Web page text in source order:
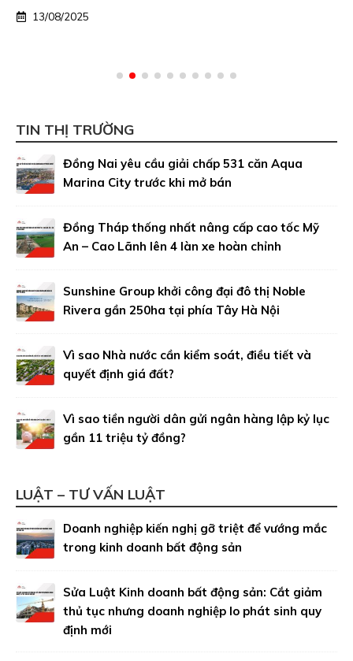
13/08/2025
TIN THỊ TRƯỜNG
Đồng Nai yêu cầu giải chấp 531 căn Aqua
Marina City trước khi mở bán
Đồng Tháp thống nhất nâng cấp cao tốc Mỹ
An – Cao Lãnh lên 4 làn xe hoàn chỉnh
Sunshine Group khởi công đại đô thị Noble
Rivera gần 250ha tại phía Tây Hà Nội
Vì sao Nhà nước cần kiểm soát, điều tiết và
quyết định giá đất?
Vì sao tiền người dân gửi ngân hàng lập kỷ lục
gần 11 triệu tỷ đồng?
LUẬT – TƯ VẤN LUẬT
Doanh nghiệp kiến nghị gỡ triệt để vướng mắc
trong kinh doanh bất động sản
Sửa Luật Kinh doanh bất động sản: Cắt giảm
thủ tục nhưng doanh nghiệp lo phát sinh quy
định mới